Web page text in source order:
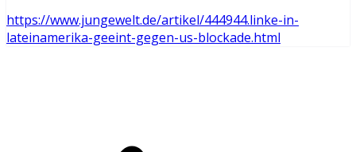
https://www.jungewelt.de/artikel/444944.linke-in-
lateinamerika-geeint-gegen-us-blockade.html